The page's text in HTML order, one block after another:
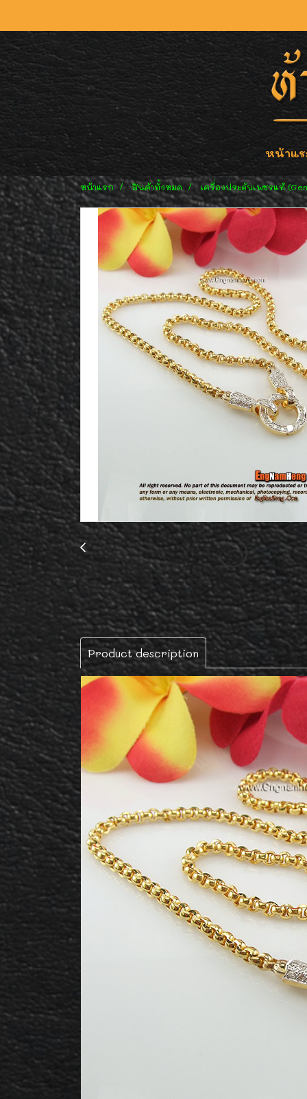
หน้าแ
หน้าแรก สินค้าทั้งหมด เครื่องประดับเพชรแท้
Product description